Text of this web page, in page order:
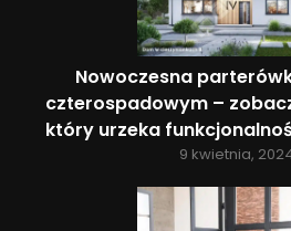
Nowoczesna
czterospadowym –
który urzeka
9 kwietnia,